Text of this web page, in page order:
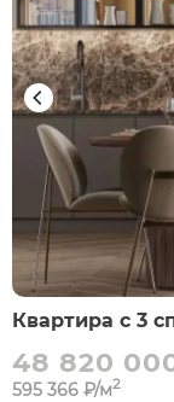
Квартира с 3
48 820
595 366 ₽/м2